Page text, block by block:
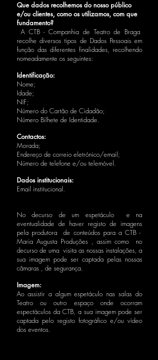
Que dados recolhemos do nosso público
e/ou clientes, como os utilizamos, com que
fundamento?
A CTB - Companhia de Teatro de Braga
recolhe diversos tipos de Dados Pessoais em
função das diferentes finalidades, recolhendo
nomeadamente os seguintes:
Identificação:
Nome;
Idade;
NIF;
Número do Cartão de Cidadão;
Número Bilhete de Identidade.
Contactos:
Morada;
Endereço de correio eletrónico/email;
Número de telefone e/ou telemóvel.
Dados institucionais:
Email institucional.
No decurso de um espetáculo e na
eventualidade de haver registo de imagens
pela produtora de conteúdos para a CTB -
Maria Augusta Produções , assim como no
decurso de uma visita as nossas instalações, a
sua imagem pode ser captada pelas nossas
câmaras , de segurança.
Imagem:
Ao assistir a algum espetáculo nas salas do
Teatro ou outro espaço onde ocorram
espectáculos da CTB, a sua imagem pode ser
captada pelo registo fotográfico e/ou vídeo
dos eventos.